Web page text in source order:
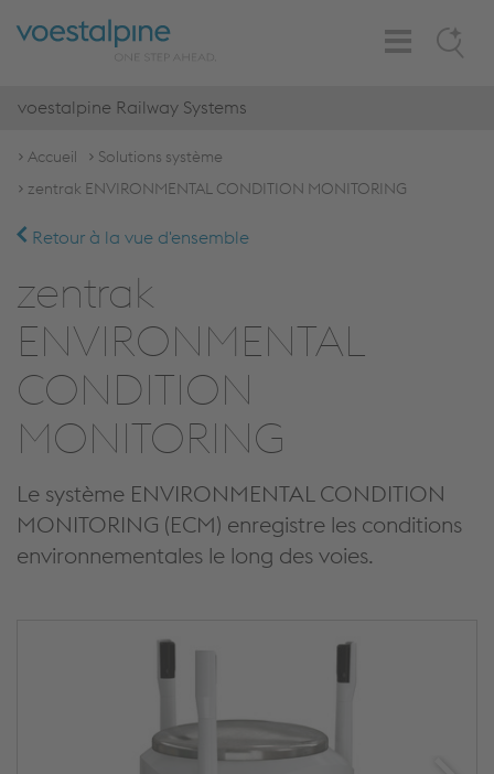
Search
Toggle
Navigation
voestalpine Railway Systems
Accueil
Solutions système
zentrak ENVIRONMENTAL CONDITION MONITORING
Retour à la vue d'ensemble
zentrak
ENVIRONMENTAL
CONDITION
MONITORING
Le système ENVIRONMENTAL CONDITION
MONITORING (ECM) enregistre les conditions
environnementales le long des voies.